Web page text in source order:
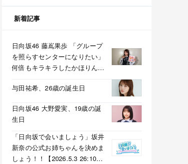
新着記事
日向坂46 藤嶌果歩 「グループ
を照らすセンターになりたい」
何倍もキラキラしたかほりんが
与田祐希、26歳の誕生日
日向坂46 大野愛実、19歳の誕
生日
「日向坂で会いましょう」坂井
新奈の公式お姉ちゃんを決めま
しょう！！【2026.5.3 26:10〜